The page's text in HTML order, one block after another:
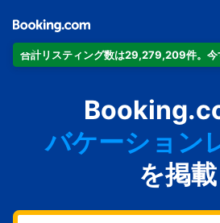
合計リスティング数は29,279,209件。今
アパート
ホテル
バケーション
ゲストハ
旅館
を掲載